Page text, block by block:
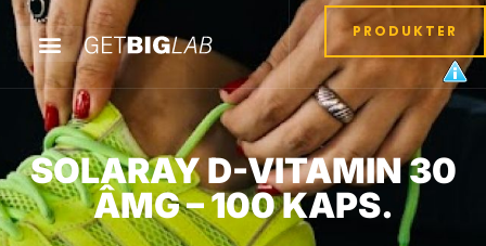
PRODUKTER
SOLARAY D-VITAMIN 30
ÂΜG – 100 KAPS.